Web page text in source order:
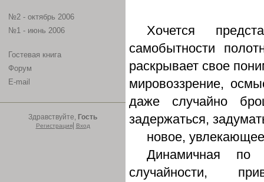
№2 - октябрь 2006
№1 - июнь 2006
Гостевая книга
Форум
E-mail
Здравствуйте, Гость
Регистрация| Вход
Хочется
самобытности
раскрывает свое
мировоззрение,
даже случайно
задержаться,
новое,
Динамичная по
случайности,